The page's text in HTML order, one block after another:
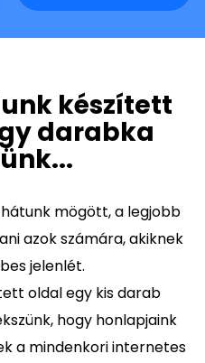
készített
darabka
mögött, a legjobb
azok számára, akiknek
jelenlét.
oldal egy kis darab
hogy honlapjaink
a mindenkori internetes